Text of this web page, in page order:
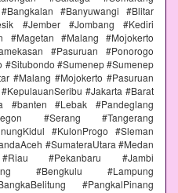
#Banyuwangi #Blitar
#Jember #Jombang #Kediri
#Magetan #Malang #Mojokerto
#Pasuruan #Ponorogo
#Sumenep #Sumenep
#Malang #Mojokerto #Pasuruan
#Jakarta #Barat
#banten #Lebak #Pandeglang
#Serang #Tangerang
#KulonProgo #Sleman
#SumateraUtara #Medan
#Pekanbaru #Jambi
#Bengkulu #Lampung
#PangkalPinang